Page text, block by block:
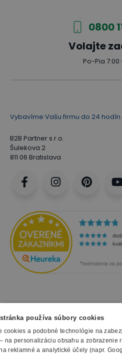
0800
Volajte
Po-Pia 7:00
Vybavíme Vašu firmu do 24 hodín
B2B Partner s.r.o.
Šulekova 2
811 06 Bratislava
NAKUPOVANIE
Všetko o nákupe
Obchodné podmienky
SLUŽBY
používa súbory cookies
cookies a podobné technológie na
na personalizáciu obsahu a zobrazenie
reklamné a analytické účely (napr.